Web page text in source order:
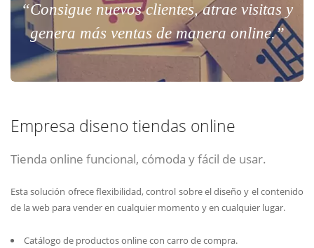
“Consigue nuevos clientes, atrae visitas y
genera más ventas de manera online.”
Empresa diseno tiendas online
Tienda online funcional, cómoda y fácil de usar.
Esta solución ofrece flexibilidad, control sobre el diseño y el contenido
de la web para vender en cualquier momento y en cualquier lugar.
Catálogo de productos online con carro de compra.